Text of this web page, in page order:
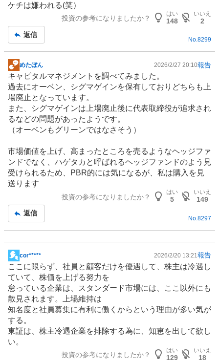
ケチは嫌われる(笑）
投資の参考になりましたか？
はい
148
いいえ
2
返信
No.8299
掲
示
板
記
事
めたぼん 2026/2/27 20:10報告
キャピタルマネジメントを調べてみました。
過去にオーベン、シグマゲインを保有しておりどちらも上
場廃止となっています。
また、シグマゲインは上場廃止後に代表取締役が追求され
るなどの問題があったようです。
（オーベンもグリーンではなさそう）
市場価値を上げ、高まったところを売るようなヘッジファ
ンドでなく、ハゲタカと呼ばれるヘッジファンドのよう見
受けられるため、PBR的には気になるが、私は購入を見
送ります
投資の参考になりましたか？
はい
5
いいえ
149
返信
No. 8297
掲
示
板
記
事
cor***** 2026/2/20 13:21 報告
ここに限らず、社員と顧客だけを優遇して、株主は冷遇し
ていて、株価を上げる努力を
怠っている企業は、スタンダード市場には、ここ以外にも
散見されます。上場維持は
知名度と社員募集に有利に働くからという理由が多い気が
する。
東証は、株主冷遇企業を排除する為に、知恵を出して欲し
い。
投資の参考になりましたか？
はい
129
いいえ
18